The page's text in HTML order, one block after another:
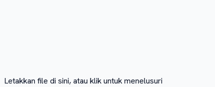
Letakkan file di sini, atau klik untuk menelusuri